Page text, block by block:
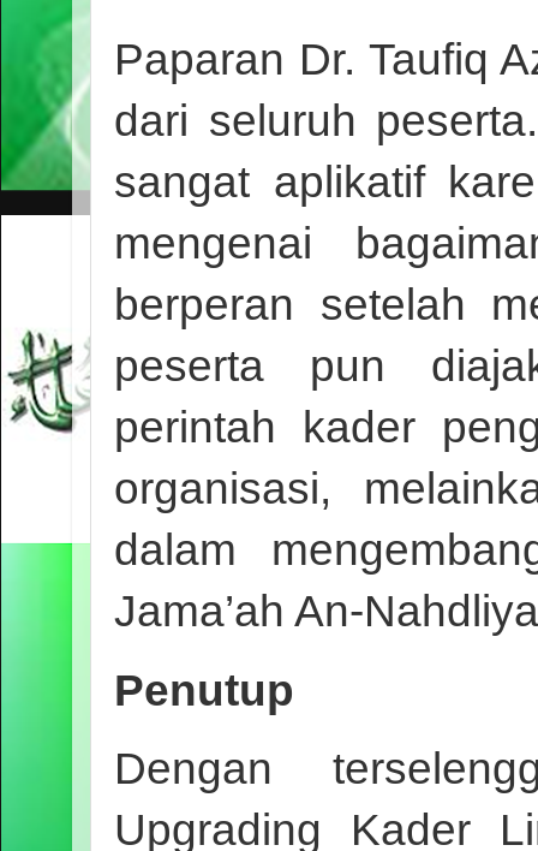
Paparan Dr. Taufiq
dari seluruh
sangat aplikatif
mengenai
berperan setelah
peserta pun
perintah kader
organisasi,
dalam
Jama’ah An-
Penutup
Dengan
Upgrading Kader